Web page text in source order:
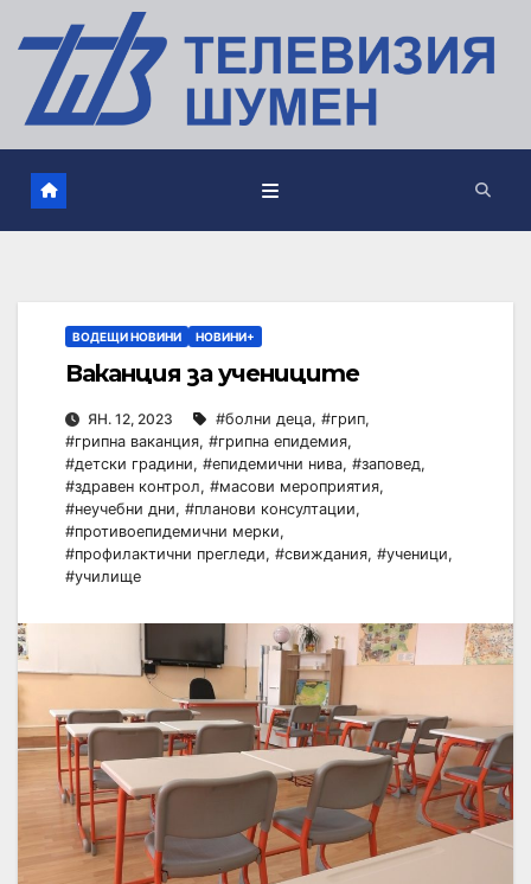
ВОДЕЩИ НОВИНИ НОВИНИ+
Ваканция за учениците
ЯН. 12, 2023 #болни деца, #грип,
#грипна ваканция, #грипна епидемия,
#детски градини, #епидемични нива, #заповед,
#здравен контрол, #масови мероприятия,
#неучебни дни, #планови консултации,
#противоепидемични мерки,
#профилактични прегледи, #свиждания, #ученици,
#училище